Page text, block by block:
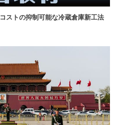
ストの抑制可能な冷蔵倉庫新工法